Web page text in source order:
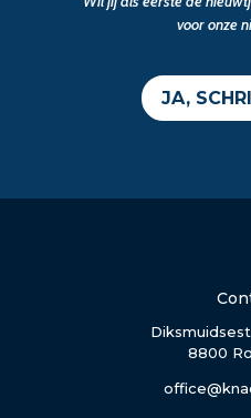
voor onze
JA,
8800